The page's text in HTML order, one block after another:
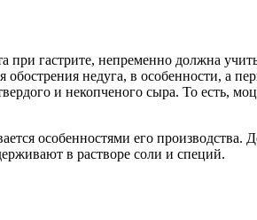
гастрите, непременно должна
недуга, в особенности, а
и некопченого сыра. То есть,
особенностями его
в растворе соли и специй.